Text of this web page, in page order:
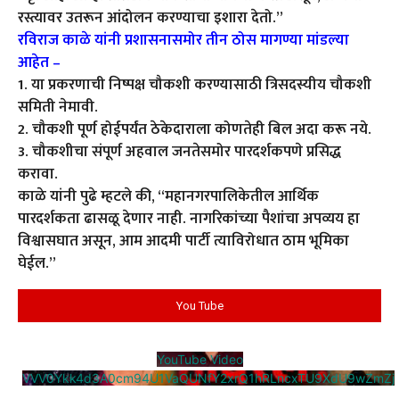
रस्त्यावर उतरून आंदोलन करण्याचा इशारा देतो.”
रविराज काळे यांनी प्रशासनासमोर तीन ठोस मागण्या मांडल्या
आहेत –
1. या प्रकरणाची निष्पक्ष चौकशी करण्यासाठी त्रिसदस्यीय चौकशी
समिती नेमावी.
2. चौकशी पूर्ण होईपर्यंत ठेकेदाराला कोणतेही बिल अदा करू नये.
3. चौकशीचा संपूर्ण अहवाल जनतेसमोर पारदर्शकपणे प्रसिद्ध
करावा.
काळे यांनी पुढे म्हटले की, “महानगरपालिकेतील आर्थिक
पारदर्शकता ढासळू देणार नाही. नागरिकांच्या पैशांचा अपव्यय हा
विश्वासघात असून, आम आदमी पार्टी त्याविरोधात ठाम भूमिका
घेईल.”
You Tube
YouTube Video
VVV0Ykk4d3A0cm94U1VaQUNfY2xrQ1hRLncxTU9XdU9wZmZj